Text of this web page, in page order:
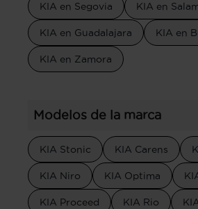
KIA en Segovia KIA en
KIA en Guadalajara KIA en
KIA en Zamora
Modelos de la marca
KIA Stonic KIA Carens
KIA Niro KIA Optima
KIA Proceed KIA Rio